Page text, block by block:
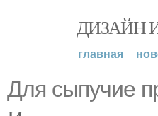
ДИЗАЙН
главная
Для сыпучие